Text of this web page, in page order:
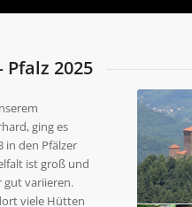
Pfalz 2025
ging es
in den Pfälzer
ist groß und
gut variieren.
viele Hütten